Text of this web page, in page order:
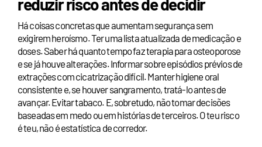
Há coisas concretas que aumentam segurança sem
exigirem heroísmo. Ter uma lista atualizada de medicação e
doses. Saber há quanto tempo faz terapia para osteoporose
e se já houve alterações. Informar sobre episódios prévios de
extrações com cicatrização difícil. Manter higiene oral
consistente e, se houver sangramento, tratá-lo antes de
avançar. Evitar tabaco. E, sobretudo, não tomar decisões
baseadas em medo ou em histórias de terceiros. O teu risco
é teu, não é estatística de corredor.